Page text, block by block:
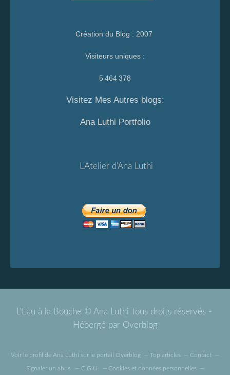
Création du Blog : 2007
Visiteurs uniques :
5 464 378
Visitez Mes Autres blogs:
Ana Luthi Portfolio
L'Atelier d'Ana Luthi
L'Eau à la Bouche © Ana Luthi Tous droits réservés -
Hébergé par Overblog
Voir le profil de Ana Luthi sur le portail Overblog Top articles Contact
Signaler un abus C.G.U. Cookies et données personnelles